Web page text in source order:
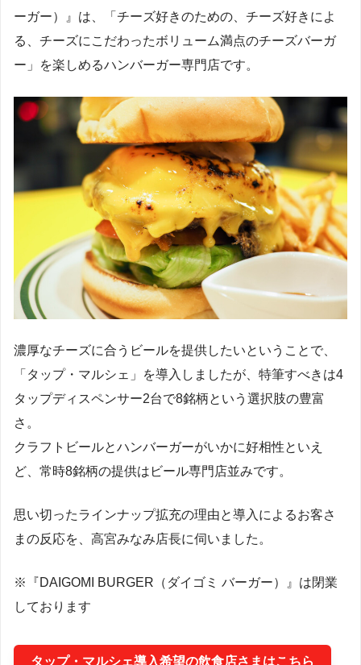
ーガー）』は、「チーズ好きのための、チーズ好きによ
る、チーズにこだわったボリューム満点のチーズバーガ
ー」を楽しめるハンバーガー専門店です。
濃厚なチーズに合うビールを提供したいということで、
「タップ・マルシェ」を導入しましたが、特筆すべきは4
タップディスペンサー2台で8銘柄という選択肢の豊富
さ。
クラフトビールとハンバーガーがいかに好相性といえ
ど、常時8銘柄の提供はビール専門店並みです。
思い切ったラインナップ拡充の理由と導入によるお客さ
まの反応を、高宮みなみ店長に伺いました。
※『DAIGOMI BURGER（ダイゴミ バーガー）』 は閉業
しております
タップ・マルシェ導入希望の飲食店さまはこちら